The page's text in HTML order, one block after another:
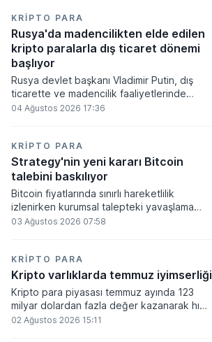
kayıplarının tetikleyeceği kredi krizinin
küresel likidite artışına yol açacağını belirtti
ve bitcoinin bu süreçte en hızlı tepki veren
varlık olacağı vurguladı.
KRIPTO PARA
Rusya'da madencilikten elde edilen
kripto paralarla dış ticaret dönemi
başlıyor
Rusya devlet başkanı Vladimir Putin, dış
ticarette ve madencilik faaliyetlerinde
kripto varlıkların kullanımına onay veren
elde edilen dijital paraların belirli şartlar
altında dolaşımına ve menkul kıymet
alımlarında kullanılmasına olanak sağlanıyor.
04 Ağustos 2026 17:36
KRIPTO PARA
Strategy'nin yeni kararı Bitcoin
talebini baskılıyor
Bitcoin fiyatlarında sınırlı hareketlilik
izlenirken kurumsal talepteki yavaşlama
piyasa dinamiklerini etkiliyor. ABD Merkez
çalışmalarındaki belirsizliklerle baskı altında
kalmaya devam ediyor.
03 Ağustos 2026 07:58
KRIPTO PARA
Kripto varlıklarda temmuz iyimserliği
Kripto para piyasası temmuz ayında 123
milyar dolardan fazla değer kazanarak hızlı
bir toparlanma sürecine girdi. Bitcoin ve
02 Ağustos 2026 15:11